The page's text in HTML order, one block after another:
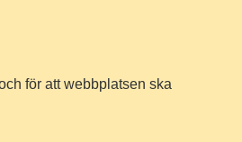
för att webbplatsen ska